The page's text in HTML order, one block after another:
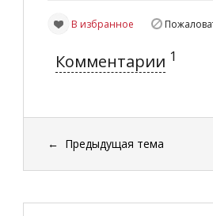
В избранное
Комментарии 1
← Предыдущая тема